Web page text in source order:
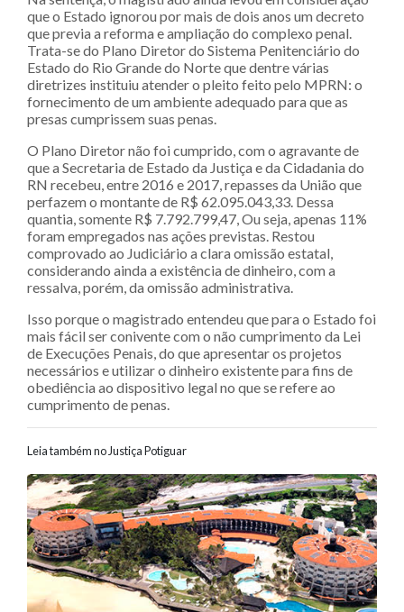
que o Estado ignorou por mais de dois anos um decreto
que previa a reforma e ampliação do complexo penal.
Trata-se do Plano Diretor do Sistema Penitenciário do
Estado do Rio Grande do Norte que dentre várias
diretrizes instituiu atender o pleito feito pelo MPRN: o
fornecimento de um ambiente adequado para que as
presas cumprissem suas penas.
O Plano Diretor não foi cumprido, com o agravante de
que a Secretaria de Estado da Justiça e da Cidadania do
RN recebeu, entre 2016 e 2017, repasses da União que
perfazem o montante de R$ 62.095.043,33. Dessa
quantia, somente R$ 7.792.799,47, Ou seja, apenas 11%
foram empregados nas ações previstas. Restou
comprovado ao Judiciário a clara omissão estatal,
considerando ainda a existência de dinheiro, com a
ressalva, porém, da omissão administrativa.
Isso porque o magistrado entendeu que para o Estado foi
mais fácil ser conivente com o não cumprimento da Lei
de Execuções Penais, do que apresentar os projetos
necessários e utilizar o dinheiro existente para fins de
obediência ao dispositivo legal no que se refere ao
cumprimento de penas.
Leia também no Justiça Potiguar
Navegação entre posts